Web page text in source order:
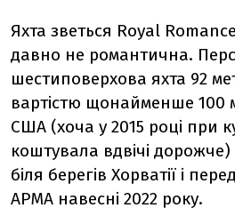
Яхта зветься Royal Romance,
давно не романтична.
шестиповерхова яхта 92
вартістю щонайменше 100
США (хоча у 2015 році при
коштувала вдвічі
біля берегів Хорватії і
АРМА навесні 2022 року.